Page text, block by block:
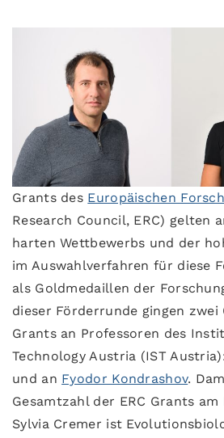
Grants des Europäischen
Research Council, ERC) gelten
harten Wettbewerbs und der
im Auswahlverfahren für diese
als Goldmedaillen der
dieser Förderrunde gingen
Grants an Professoren des
Technology Austria (IST
und an Fyodor Kondrashov.
Gesamtzahl der ERC Grants
Sylvia Cremer ist